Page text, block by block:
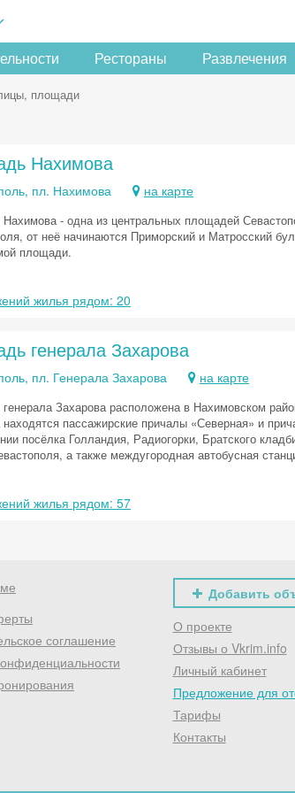
Рестораны Развлечения
площади
Нахимова
пл. Нахимова на карте
- одна из центральных площадей
от неё начинаются Приморский и Матросский
площади.
жилья рядом: 20
генерала Захарова
пл. Генерала Захарова на карте
Захарова расположена в Нахимовском
пассажирские причалы «Северная» и
посёлка Голландия, Радиогорки, Братского
а также междугородная автобусная
жилья рядом: 57
соглашение
Добавить
О проекте
Отзывы о Vkrim.info
Личный кабинет
Предложение для
Тарифы
Контакты
Скидка −5%
Хочешь дешевле? Оставь
первое бронирование!